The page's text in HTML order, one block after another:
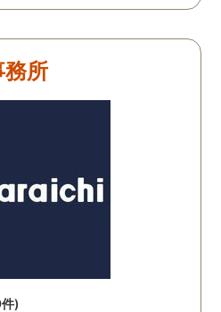
ちろん謝りました。そし
ほっとしました。愛人は
レにいきました。そして
た。後日また返信を忘れ
しまいました。そしてラ
務所
)